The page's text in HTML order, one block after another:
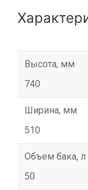
Высота, мм
740
Ширина, мм
510
Объем бака, л
50